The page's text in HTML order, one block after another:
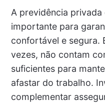
A previdência
importante para
confortável e segura.
vezes, não contam
suficientes para
afastar do trabalho.
complementar